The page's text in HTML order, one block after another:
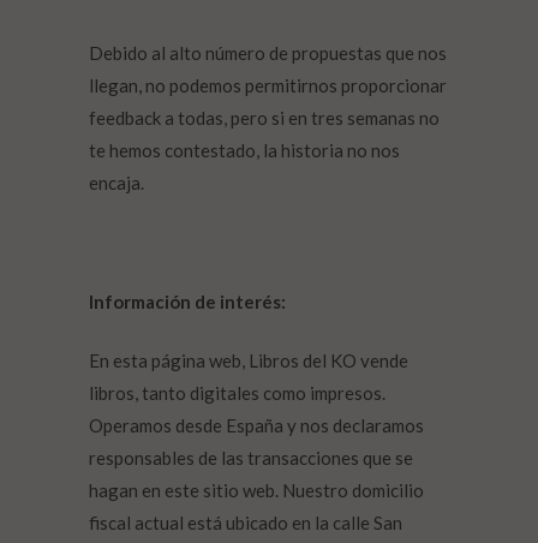
Debido al alto número de propuestas que nos
llegan, no podemos permitirnos proporcionar
feedback a todas, pero si en tres semanas no
te hemos contestado, la historia no nos
encaja.
Información de interés:
En esta página web, Libros del KO vende
libros, tanto digitales como impresos.
Operamos desde España y nos declaramos
responsables de las transacciones que se
hagan en este sitio web. Nuestro domicilio
fiscal actual está ubicado en la calle San